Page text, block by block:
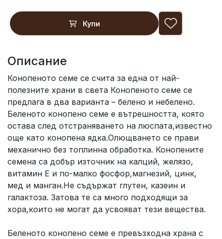
Купи
Описание
Конопеното семе се счита за една от най-
полезните храни в света Конопеното семе се
предлага в два варианта – белено и небелено.
Беленото конопено семе е вътрешността, която
остава след отстраняването на люспата,известно
още като конопена ядка.Олющването се прави
механично без топлинна обработка. Конопените
семена са добър източник на калций, желязо,
витамин Е и по-малко фосфор,магнезий, цинк,
мед и манган.Не съдържат глутен, казеин и
галактоза. Затова те са много подходящи за
хора,които не могат да усвояват тези вещества.
Беленото конопено семе е превъзходна храна с